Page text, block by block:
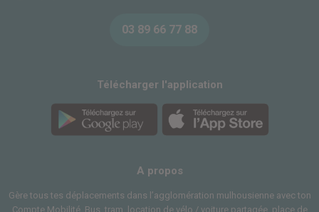
03 89 66 77 88
Télécharger l'application
A propos
Gère tous tes déplacements dans l’agglomération mulhousienne avec ton
Compte Mobilité. Bus, tram, location de vélo / voiture partagée, place de